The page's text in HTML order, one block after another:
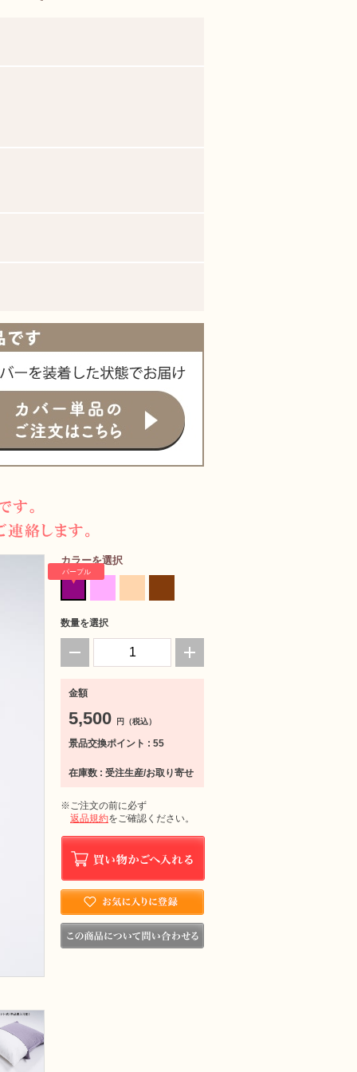
カラーを選択
パープル
数量を選択
金額
5,500 円（税込）
景品交換ポイント : 55
在庫数 : 受注生産/お取り寄せ
※ご注文の前に必ず
返品規約をご確認ください。